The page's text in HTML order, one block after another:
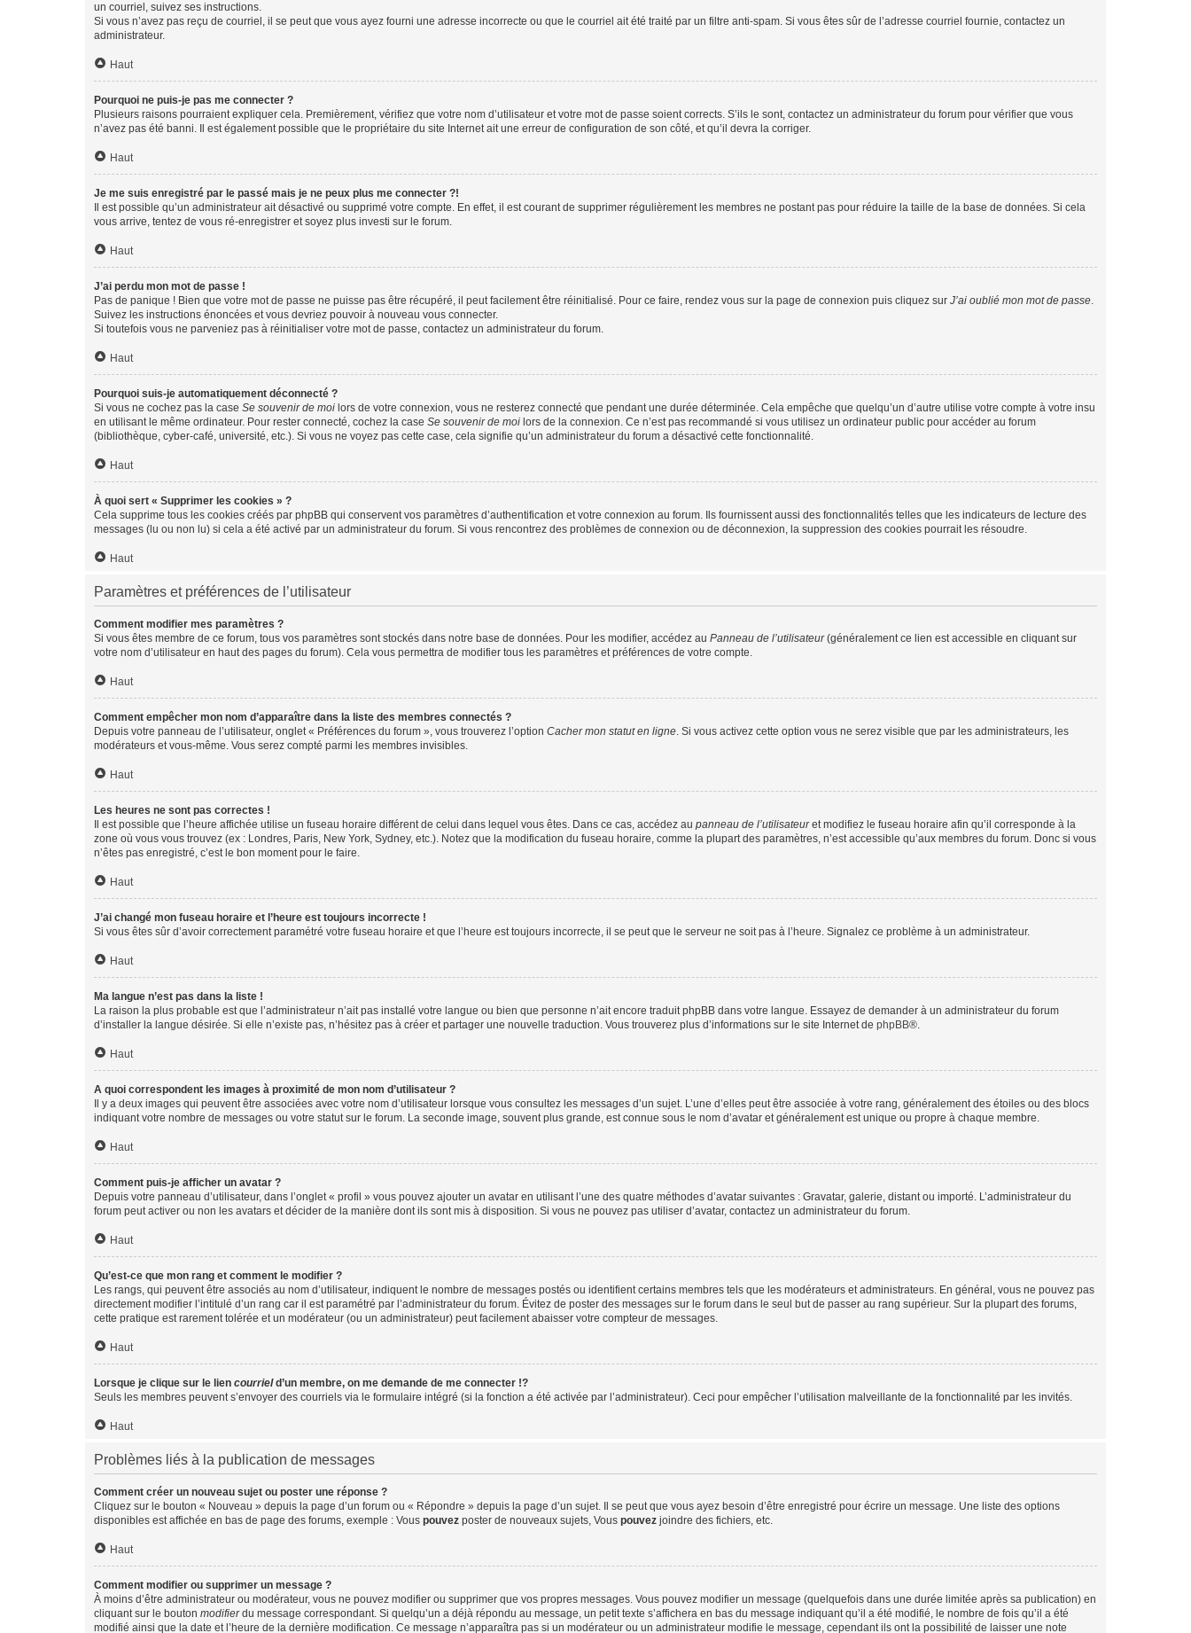
un courriel, suivez ses instructions.
Si vous n’avez pas reçu de courriel, il se peut que vous ayez fourni une adresse incorrecte ou que le courriel ait été traité par un filtre anti-spam. Si vous êtes sûr de l’adresse courriel fournie, contactez un
administrateur.
Haut
Pourquoi ne puis-je pas me connecter ?
Plusieurs raisons pourraient expliquer cela. Premièrement, vérifiez que votre nom d’utilisateur et votre mot de passe soient corrects. S’ils le sont, contactez un administrateur du forum pour vérifier que vous
n’avez pas été banni. Il est également possible que le propriétaire du site Internet ait une erreur de configuration de son côté, et qu’il devra la corriger.
Haut
Je me suis enregistré par le passé mais je ne peux plus me connecter ?!
Il est possible qu’un administrateur ait désactivé ou supprimé votre compte. En effet, il est courant de supprimer régulièrement les membres ne postant pas pour réduire la taille de la base de données. Si cela
vous arrive, tentez de vous ré-enregistrer et soyez plus investi sur le forum.
Haut
J’ai perdu mon mot de passe !
Pas de panique ! Bien que votre mot de passe ne puisse pas être récupéré, il peut facilement être réinitialisé. Pour ce faire, rendez vous sur la page de connexion puis cliquez sur J’ai oublié mon mot de passe.
Suivez les instructions énoncées et vous devriez pouvoir à nouveau vous connecter.
Si toutefois vous ne parveniez pas à réinitialiser votre mot de passe, contactez un administrateur du forum.
Haut
Pourquoi suis-je automatiquement déconnecté ?
Si vous ne cochez pas la case Se souvenir de moi lors de votre connexion, vous ne resterez connecté que pendant une durée déterminée. Cela empêche que quelqu’un d’autre utilise votre compte à votre insu
en utilisant le même ordinateur. Pour rester connecté, cochez la case Se souvenir de moi lors de la connexion. Ce n’est pas recommandé si vous utilisez un ordinateur public pour accéder au forum
(bibliothèque, cyber-café, université, etc.). Si vous ne voyez pas cette case, cela signifie qu’un administrateur du forum a désactivé cette fonctionnalité.
Haut
À quoi sert « Supprimer les cookies » ?
Cela supprime tous les cookies créés par phpBB qui conservent vos paramètres d’authentification et votre connexion au forum. Ils fournissent aussi des fonctionnalités telles que les indicateurs de lecture des
messages (lu ou non lu) si cela a été activé par un administrateur du forum. Si vous rencontrez des problèmes de connexion ou de déconnexion, la suppression des cookies pourrait les résoudre.
Haut
Paramètres et préférences de l’utilisateur
Comment modifier mes paramètres ?
Si vous êtes membre de ce forum, tous vos paramètres sont stockés dans notre base de données. Pour les modifier, accédez au Panneau de l’utilisateur(généralement ce lien est accessible en cliquant sur
votre nom d’utilisateur en haut des pages du forum). Cela vous permettra de modifier tous les paramètres et préférences de votre compte.
Haut
Comment empêcher mon nom d’apparaître dans la liste des membres connectés ?
Depuis votre panneau de l’utilisateur, onglet « Préférences du forum », vous trouverez l’option Cacher mon statut en ligne. Si vous activez cette option vous ne serez visible que par les administrateurs, les
modérateurs et vous-même. Vous serez compté parmi les membres invisibles.
Haut
Les heures ne sont pas correctes !
Il est possible que l’heure affichée utilise un fuseau horaire différent de celui dans lequel vous êtes. Dans ce cas, accédez au panneau de l’utilisateuret modifiez le fuseau horaire afin qu’il corresponde à la
zone où vous vous trouvez (ex : Londres, Paris, New York, Sydney, etc.). Notez que la modification du fuseau horaire, comme la plupart des paramètres, n’est accessible qu’aux membres du forum. Donc si vous
n’êtes pas enregistré, c’est le bon moment pour le faire.
Haut
J’ai changé mon fuseau horaire et l’heure est toujours incorrecte !
Si vous êtes sûr d’avoir correctement paramétré votre fuseau horaire et que l’heure est toujours incorrecte, il se peut que le serveur ne soit pas à l’heure. Signalez ce problème à un administrateur.
Haut
Ma langue n’est pas dans la liste !
La raison la plus probable est que l’administrateur n’ait pas installé votre langue ou bien que personne n’ait encore traduit phpBB dans votre langue. Essayez de demander à un administrateur du forum
d’installer la langue désirée. Si elle n’existe pas, n’hésitez pas à créer et partager une nouvelle traduction. Vous trouverez plus d’informations sur le site Internet de phpBB®.
Haut
A quoi correspondent les images à proximité de mon nom d’utilisateur ?
Il y a deux images qui peuvent être associées avec votre nom d’utilisateur lorsque vous consultez les messages d’un sujet. L’une d’elles peut être associée à votre rang, généralement des étoiles ou des blocs
indiquant votre nombre de messages ou votre statut sur le forum. La seconde image, souvent plus grande, est connue sous le nom d’avatar et généralement est unique ou propre à chaque membre.
Haut
Comment puis-je afficher un avatar ?
Depuis votre panneau d’utilisateur, dans l’onglet « profil » vous pouvez ajouter un avatar en utilisant l’une des quatre méthodes d’avatar suivantes : Gravatar, galerie, distant ou importé. L’administrateur du
forum peut activer ou non les avatars et décider de la manière dont ils sont mis à disposition. Si vous ne pouvez pas utiliser d’avatar, contactez un administrateur du forum.
Haut
Qu’est-ce que mon rang et comment le modifier ?
Les rangs, qui peuvent être associés au nom d’utilisateur, indiquent le nombre de messages postés ou identifient certains membres tels que les modérateurs et administrateurs. En général, vous ne pouvez pas
directement modifier l’intitulé d’un rang car il est paramétré par l’administrateur du forum. Évitez de poster des messages sur le forum dans le seul but de passer au rang supérieur. Sur la plupart des forums,
cette pratique est rarement tolérée et un modérateur (ou un administrateur) peut facilement abaisser votre compteur de messages.
Haut
Lorsque je clique sur le lien courrield’un membre, on me demande de me connecter !?
Seuls les membres peuvent s’envoyer des courriels via le formulaire intégré (si la fonction a été activée par l’administrateur). Ceci pour empêcher l’utilisation malveillante de la fonctionnalité par les invités.
Haut
Problèmes liés à la publication de messages
Comment créer un nouveau sujet ou poster une réponse ?
Cliquez sur le bouton « Nouveau » depuis la page d’un forum ou « Répondre » depuis la page d’un sujet. Il se peut que vous ayez besoin d’être enregistré pour écrire un message. Une liste des options
disponibles est affichée en bas de page des forums, exemple : Vous pouvez poster de nouveaux sujets, Vous pouvez joindre des fichiers, etc.
Haut
Comment modifier ou supprimer un message ?
À moins d’être administrateur ou modérateur, vous ne pouvez modifier ou supprimer que vos propres messages. Vous pouvez modifier un message (quelquefois dans une durée limitée après sa publication) en
cliquant sur le bouton modifierdu message correspondant. Si quelqu’un a déjà répondu au message, un petit texte s’affichera en bas du message indiquant qu’il a été modifié, le nombre de fois qu’il a été
modifié ainsi que la date et l’heure de la dernière modification. Ce message n’apparaîtra pas si un modérateur ou un administrateur modifie le message, cependant ils ont la possibilité de laisser une note